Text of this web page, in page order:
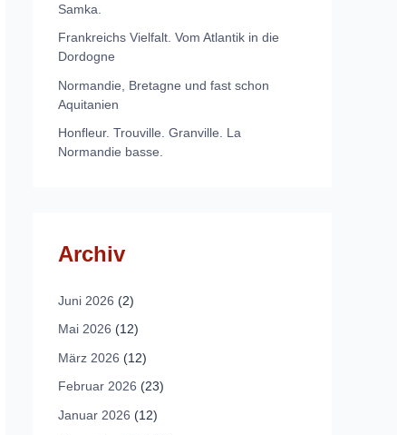
Samka.
Frankreichs Vielfalt. Vom Atlantik in die
Dordogne
Normandie, Bretagne und fast schon
Aquitanien
Honfleur. Trouville. Granville. La
Normandie basse.
Archiv
Juni 2026 (2)
Mai 2026 (12)
März 2026 (12)
Februar 2026 (23)
Januar 2026 (12)